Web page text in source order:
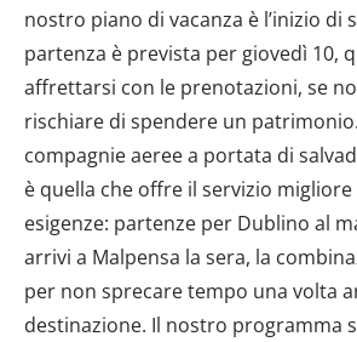
nostro piano di vacanza è l’inizio di
partenza è prevista per giovedì 10,
affrettarsi con le prenotazioni, se
rischiare di spendere un
compagnie aeree a portata di
è quella che offre il servizio
esigenze: partenze per Dublino al
arrivi a Malpensa la sera, la
per non sprecare tempo una volta
destinazione. Il nostro programma